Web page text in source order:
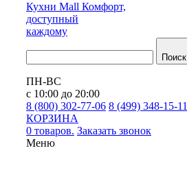
Кухни Mall Комфорт,
доступный
каждому
Поиск
ПН-ВС
с 10:00 до 20:00
8 (800) 302-77-06 8 (499) 348-15-11
КОРЗИНА
0 товаров. Заказать звонок
Меню